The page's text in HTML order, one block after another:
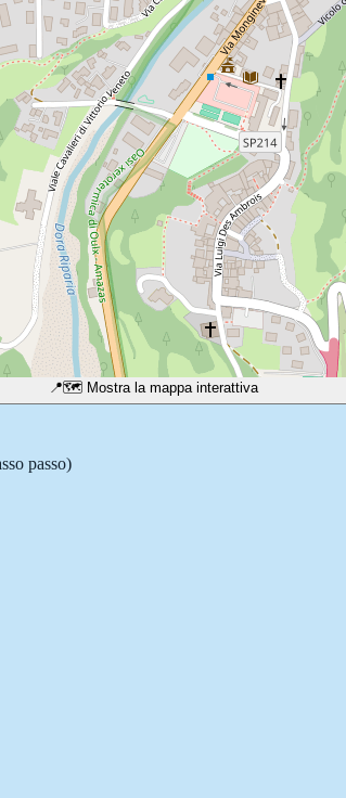
📍🗺️ Mostra la mappa interattiva
passo)